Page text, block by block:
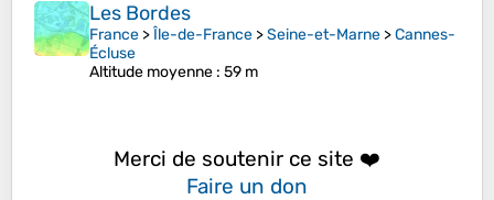
Les Bordes
France >Île-de-France >Seine-et-Marne >Cannes-
Écluse
Altitude moyenne : 59 m
Merci de soutenir ce site ❤️
Faire un don